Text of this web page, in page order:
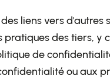
liens vers
des tiers, y
de
ou aux